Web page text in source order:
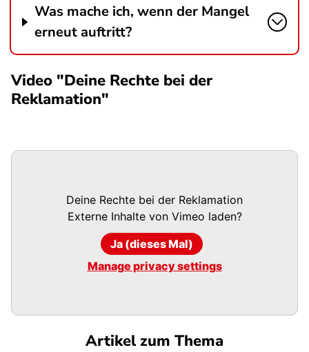
Was mache ich, wenn der Mangel
erneut auftritt?
Video "Deine Rechte bei der
Reklamation"
Deine Rechte bei der Reklamation
Externe Inhalte von Vimeo laden?
Ja (dieses Mal)
Manage privacy settings
Artikel zum Thema